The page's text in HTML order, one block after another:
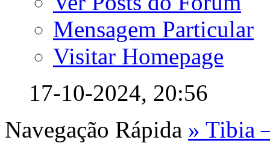
Mensagem Particular
Visitar Homepage
17-10-2024, 20:56
Navegação Rápida » Tibia